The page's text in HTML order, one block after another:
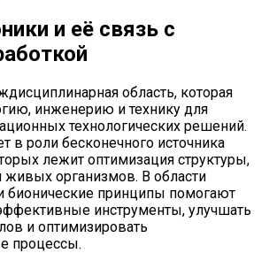
и её связь с
область, которая
инженерию и технику для
технологических решений.
в роли бесконечного источника
лежит оптимизация структуры,
организмов. В области
бионические принципы помогают
инструменты, улучшать
и оптимизировать
процессы.